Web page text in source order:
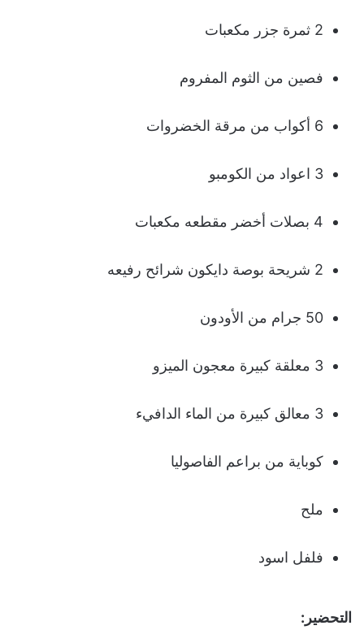
2 ثمرة جزر مكعبات
فصين من الثوم المفروم
6 أكواب من مرقة الخضروات
3 اعواد من الكومبو
4 بصلات أخضر مقطعه مكعبات
2 شريحة بوصة دايكون شرائح رفيعه
50 جرام من الأودون
3 معلقة كبيرة معجون الميزو
3 معالق كبيرة من الماء الدافيء
كوباية من براعم الفاصوليا
ملح
فلفل اسود
التحضير: